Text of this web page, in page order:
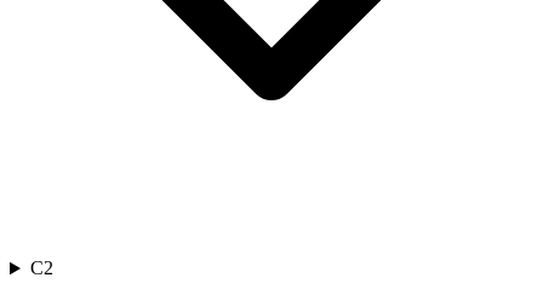
C2